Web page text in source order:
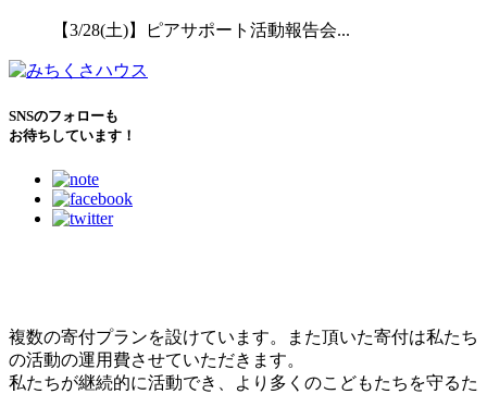
【3/28(土)】ピアサポート活動報告会...
SNSのフォローも
お待ちしています！
複数の寄付プランを設けています。また頂いた寄付は私たち
の活動の運用費させていただきます。
私たちが継続的に活動でき、より多くのこどもたちを守るた